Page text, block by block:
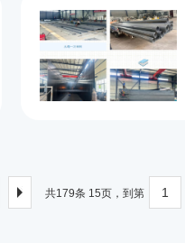
共179条 15页，到第